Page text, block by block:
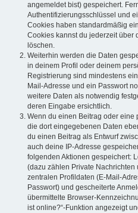
angemeldet bist) gespeichert.
Authentifizierungsschlüssel und
Cookies haben standardmäßig
Cookies kannst du jederzeit über
löschen.
Weiterhin werden die Daten
in deinem Profil oder deinem
Registrierung sind mindestens
Mail-Adresse und ein Passwort
weitere Daten als notwendig
deren Eingabe ersichtlich.
Wenn du einen Beitrag oder eine
die dort eingegebenen Daten
du einen Beitrag als Entwurf
auch deine IP-Adresse
folgenden Aktionen gespeichert:
(dazu zählen Private
zentralen Profildaten (E-Mail-
Passwort) und gescheiterte
übermittelte Browser-
ist online?“-Funktion angezeigt